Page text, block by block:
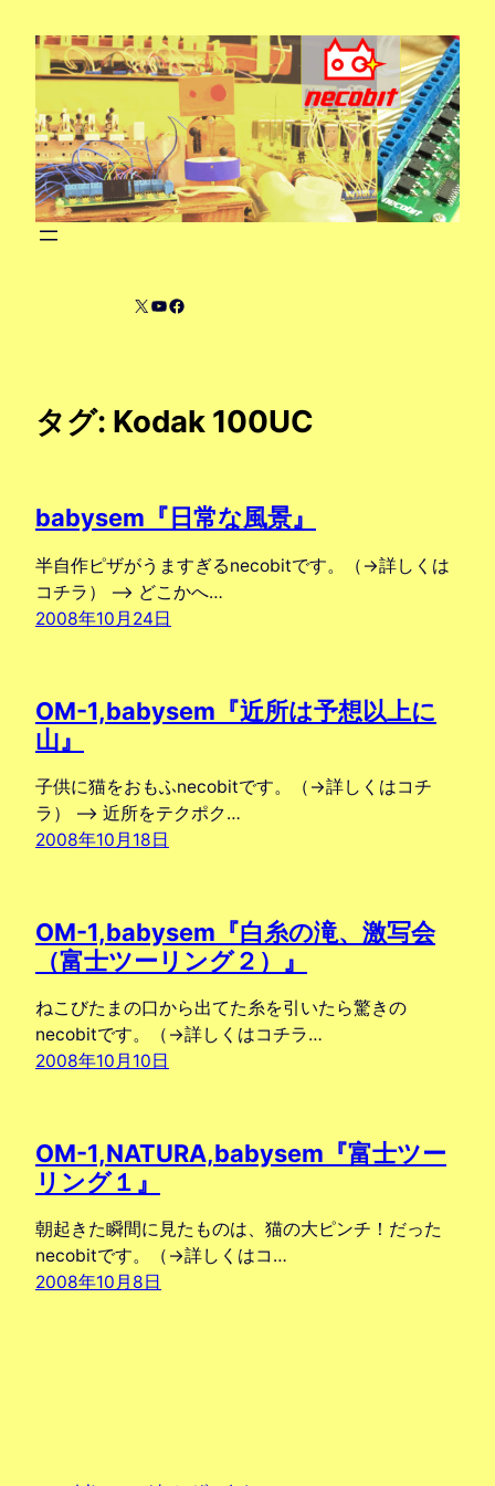
X YouTube
Facebook
タグ: Kodak 100UC
babysem『日常な風景』
半自作ピザがうますぎるnecobitです。（→詳しくは
コチラ） –> どこかへ…
2008年10月24日
OM-1,babysem『近所は予想以上に
山』
子供に猫をおもふnecobitです。（→詳しくはコチ
ラ） –> 近所をテクポク…
2008年10月18日
OM-1,babysem『白糸の滝、激写会
（富士ツーリング２）』
ねこびたまの口から出てた糸を引いたら驚きの
necobitです。（→詳しくはコチラ…
2008年10月10日
OM-1,NATURA,babysem『富士ツー
リング１』
朝起きた瞬間に見たものは、猫の大ピンチ！だった
necobitです。（→詳しくはコ…
2008年10月8日